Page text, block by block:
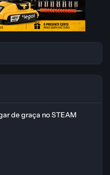
de graça no STEAM